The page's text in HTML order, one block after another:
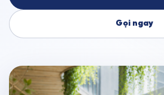
Gọi ngay